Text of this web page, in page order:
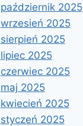
październik 2025
wrzesień 2025
sierpień 2025
lipiec 2025
czerwiec 2025
maj 2025
kwiecień 2025
styczeń 2025